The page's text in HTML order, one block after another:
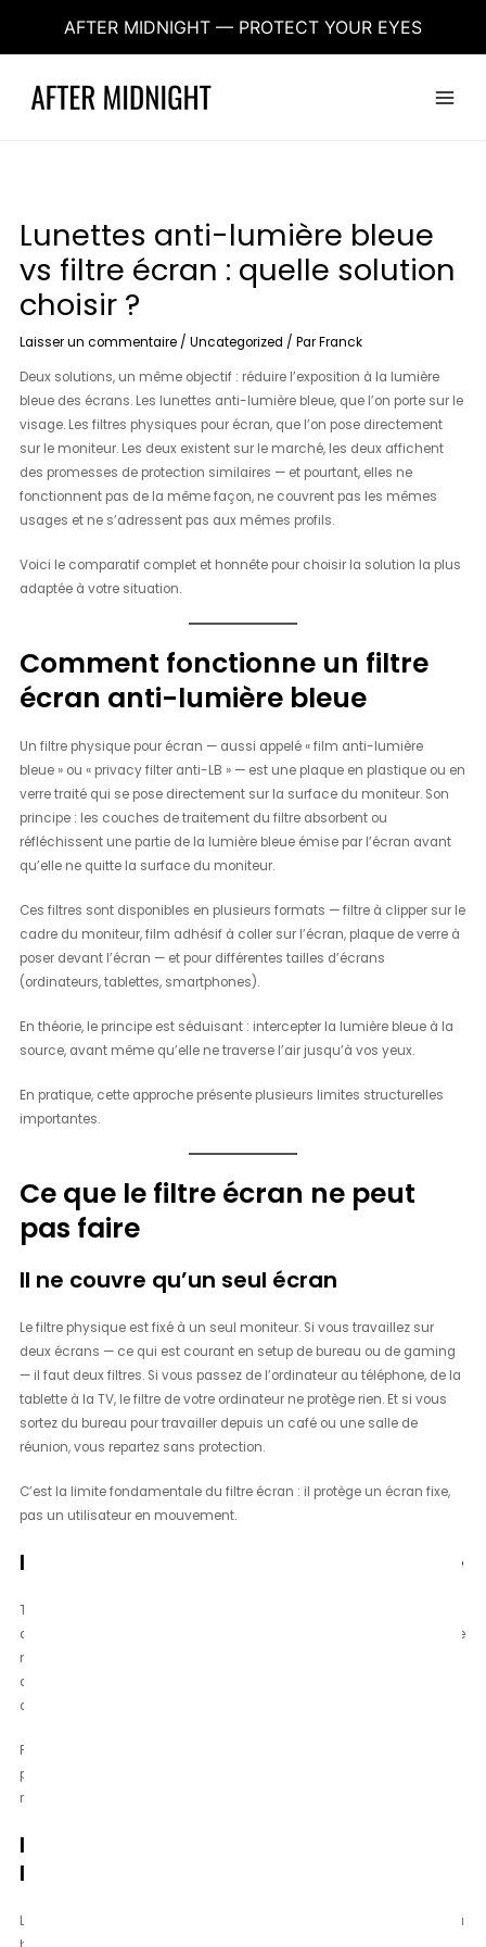
AFTER MIDNIGHT — PROTECT YOUR EYES
contenu
Menu
Lunettes anti-lumière bleue
vs filtre écran : quelle solution
choisir ?
Laisser un commentaire /Uncategorized / ParFranck
Deux solutions, un même objectif : réduire l’exposition à la lumière
bleue des écrans. Les lunettes anti-lumière bleue, que l’on porte sur le
visage. Les filtres physiques pour écran, que l’on pose directement
sur le moniteur. Les deux existent sur le marché, les deux affichent
des promesses de protection similaires — et pourtant, elles ne
fonctionnent pas de la même façon, ne couvrent pas les mêmes
usages et ne s’adressent pas aux mêmes profils.
Voici le comparatif complet et honnête pour choisir la solution la plus
adaptée à votre situation.
Comment fonctionne un filtre
écran anti-lumière bleue
Un filtre physique pour écran — aussi appelé « film anti-lumière
bleue » ou « privacy filter anti-LB » — est une plaque en plastique ou en
verre traité qui se pose directement sur la surface du moniteur. Son
principe : les couches de traitement du filtre absorbent ou
réfléchissent une partie de la lumière bleue émise par l’écran avant
qu’elle ne quitte la surface du moniteur.
Ces filtres sont disponibles en plusieurs formats — filtre à clipper sur le
cadre du moniteur, film adhésif à coller sur l’écran, plaque de verre à
poser devant l’écran — et pour différentes tailles d’écrans
(ordinateurs, tablettes, smartphones).
En théorie, le principe est séduisant : intercepter la lumière bleue à la
source, avant même qu’elle ne traverse l’air jusqu’à vos yeux.
En pratique, cette approche présente plusieurs limites structurelles
importantes.
Ce que le filtre écran ne peut
pas faire
Il ne couvre qu’un seul écran
Le filtre physique est fixé à un seul moniteur. Si vous travaillez sur
deux écrans — ce qui est courant en setup de bureau ou de gaming
— il faut deux filtres. Si vous passez de l’ordinateur au téléphone, de la
tablette à la TV, le filtre de votre ordinateur ne protège rien. Et si vous
sortez du bureau pour travailler depuis un café ou une salle de
réunion, vous repartez sans protection.
C’est la limite fondamentale du filtre écran : il protège un écran fixe,
pas un utilisateur en mouvement.
Il réduit la qualité visuelle de l’affichage
Tout filtre physique posé devant un écran altère inévitablement la
qualité d’affichage. Réduction de la luminosité perçue, légère perte de
netteté sur les bords, reflets parasites, modification de la perception
des couleurs — ces effets varient selon la qualité du filtre, mais
aucun filtre physique ne laisse l’image identique à l’écran nu.
Pour un travail de précision visuelle — design graphique, retouche
photo, développement front-end — cette dégradation peut être
réellement gênante.
Il ne protège pas des sources
lumineuses ambiantes
La lumière bleue ne vient pas seulement de l’écran. L’éclairage LED du